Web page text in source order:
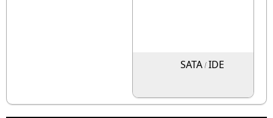
SATA / IDE